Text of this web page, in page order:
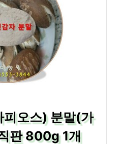
피오스) 분말(가
판 800g 1개